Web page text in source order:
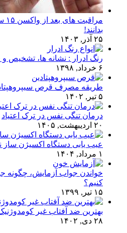
بدانند!
۲۵ آذر, ۱۴۰۳
رنگ ادرار : نشانه ها، تشخیص و
۶ خرداد, ۱۳۹۸
طریقه مصرف قرص
۵ تیر, ۱۴۰۲
درمان تنگی نفس در ترک اعتیاد
۲۰ اردیبهشت, ۱۴۰۵
عیب یابی دستگاه اکسیژن ساز
۱ مرداد, ۱۴۰۴
خواندن جواب آزمایش، چگونه
کنیم؟
۱۵ تیر, ۱۳۹۹
بهترین ضد آفتاب غیر
۲۸ دی, ۱۴۰۲